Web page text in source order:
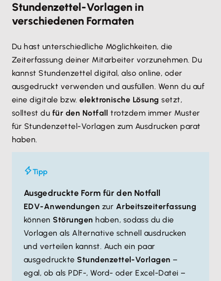
Stundenzettel-Vorlagen in
verschiedenen Formaten
Du hast unterschiedliche Möglichkeiten, die
Zeiterfassung deiner Mitarbeiter vorzunehmen. Du
kannst Stundenzettel digital, also online, oder
ausgedruckt verwenden und ausfüllen. Wenn du auf
eine digitale bzw.elektronische Lösung setzt,
solltest du für den Notfall trotzdem immer Muster
für Stundenzettel-Vorlagen zum Ausdrucken parat
haben.
Tipp
Ausgedruckte Form für den Notfall
EDV-Anwendungen zur Arbeitszeiterfassung
könnenStörungen haben, sodass du die
Vorlagen als Alternative schnell ausdrucken
und verteilen kannst. Auch ein paar
ausgedruckteStundenzettel-Vorlagen –
egal, ob als PDF-, Word- oder Excel-Datei –